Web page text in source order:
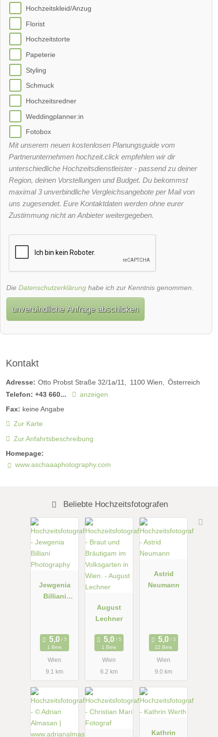
Hochzeitskleid/Anzug
Florist
Hochzeitstorte
Papeterie
Styling
Schmuck
Hochzeitsredner
Weddingplanner:in
Fotobox
Mit unserem neuen kostenlosen Planungsguide vom
Partnerunternehmen hochzeit.click empfehlen wir dir
unterschiedliche Hochzeitsdienstleister - passend zu deiner
Region, deinen Vorstellungen und Budget. Du bekommst
maximal 3 unverbindliche Vergleichsangebote per Mail von
uns zugesendet. Eure Kontaktdaten werden ohne eurer
Zustimmung nicht an Anbieter weitergegeben.
Die Datenschutzerklärung habe ich zur Kenntnis genommen.
unverbindliche Anfrage abschicken
Kontakt
Adresse: Otto Probst Straße 32/1a/11 1100 Wien
Österreich
Telefon: +43 660...
anzeigen
Fax: keine Angabe
Zur Karte
Zur Anfahrtsbeschreibung
Homepage:
www.aschaaaphotography.com
Beliebte Hochzeitsfotografen
Jewgenia
Billiani
1 Bew.
Wien
9.1 km
August
Lechner
1 Bew.
Wien
6.2 km
Astrid
Neumann
22 Bew.
Wien
9.0 km
Kathrin